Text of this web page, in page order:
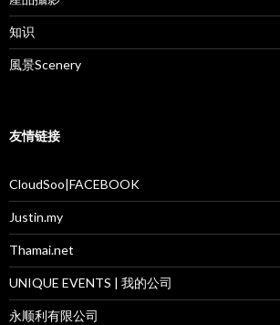
知识
風景Scenery
友情链接
CloudSoo|FACEBOOK
Justin.my
Thamai.net
UNIQUE EVENTS | 我的公司
永顺利有限公司